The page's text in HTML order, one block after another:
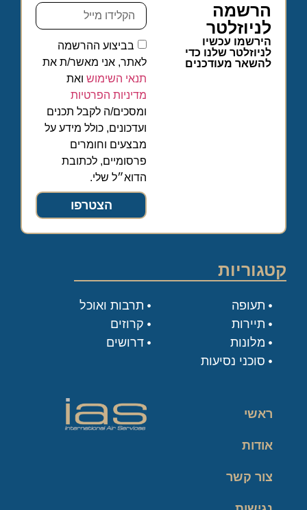
הרשמה
לניוזלטר
הירשמו עכשיו
לניוזלטר שלנו כדי
להשאר מעודכנים
בביצוע ההרשמה
לאתר, אני מאשר/ת את
תנאי השימוש ואת
מדיניות הפרטיות
ומסכים/ה לקבל תכנים
ועדכונים, כולל מידע על
מבצעים וחומרים
פרסומיים, לכתובת
הדוא״ל שלי.
הצטרפו
קטגוריות
תעופה
תיירות
מלונות
סוכני נסיעות
תרבות ואוכל
קרוזים
דרושים
ראשי
אודות
צור קשר